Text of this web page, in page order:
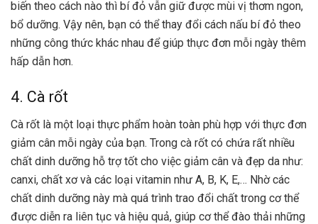
biến theo cách nào thì bí đỏ vẫn giữ được mùi vị thơm ngon,
bổ dưỡng. Vậy nên, bạn có thể thay đổi cách nấu bí đỏ theo
những công thức khác nhau để giúp thực đơn mỗi ngày thêm
hấp dẫn hơn.
4. Cà rốt
Cà rốt là một loại thực phẩm hoàn toàn phù hợp với thực đơn
giảm cân mỗi ngày của bạn. Trong cà rốt có chứa rất nhiều
chất dinh dưỡng hỗ trợ tốt cho việc giảm cân và đẹp da như:
canxi, chất xơ và các loại vitamin như A, B, K, E,… Nhờ các
chất dinh dưỡng này mà quá trình trao đổi chất trong cơ thể
được diễn ra liên tục và hiệu quả, giúp cơ thể đào thải những